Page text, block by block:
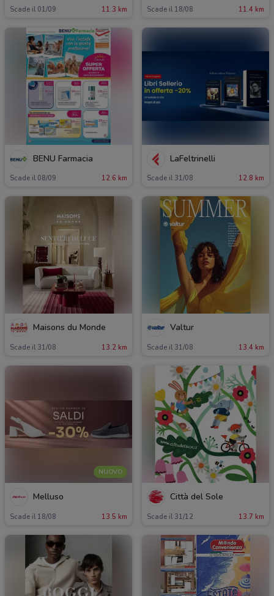
Scade il 01/09 11.3 km Scade il 18/08 11.4 km
BENU Farmacia
Scade il 08/09 12.6 km
LaFeltrinelli
Scade il 31/08 12.8 km
Maisons du Monde
Scade il 31/08 13.2 km
Valtur
Scade il 31/08 13.4 km
NUOVO
Melluso
Scade il 18/08 13.5 km
Città del Sole
Scade il 31/12 13.7 km